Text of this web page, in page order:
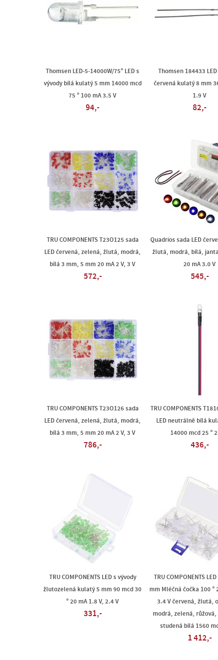
Thomsen LED-5-14000W/75° LED s
vývody bílá kulatý 5 mm 14000 mcd
75 ° 100 mA 3.5 V
94,-
Thomsen 184433
červená kulatý 8 mm
1.9 V
82,-
TRU COMPONENTS T23O125 sada
LED červená, zelená, žlutá, modrá,
bílá 3 mm, 5 mm 20 mA 2 V, 3 V
572,-
Quadrios sada LED
žlutá, modrá, bílá,
20 mA 3.0 V
545,-
TRU COMPONENTS T23O126 sada
LED červená, zelená, žlutá, modrá,
bílá 3 mm, 5 mm 20 mA 2 V, 3 V
786,-
TRU COMPONENTS
LED neutrálně bílá
14000 mcd 25 °
436,-
TRU COMPONENTS LED s vývody
žlutozelená kulatý 5 mm 90 mcd 30
° 20 mA 1.8 V, 2.4 V
331,-
TRU COMPONENTS
mm Mléčná čočka 100 °
3.4 V červená, žlutá,
modrá, zelená,
studená bílá 1560
1 412,-